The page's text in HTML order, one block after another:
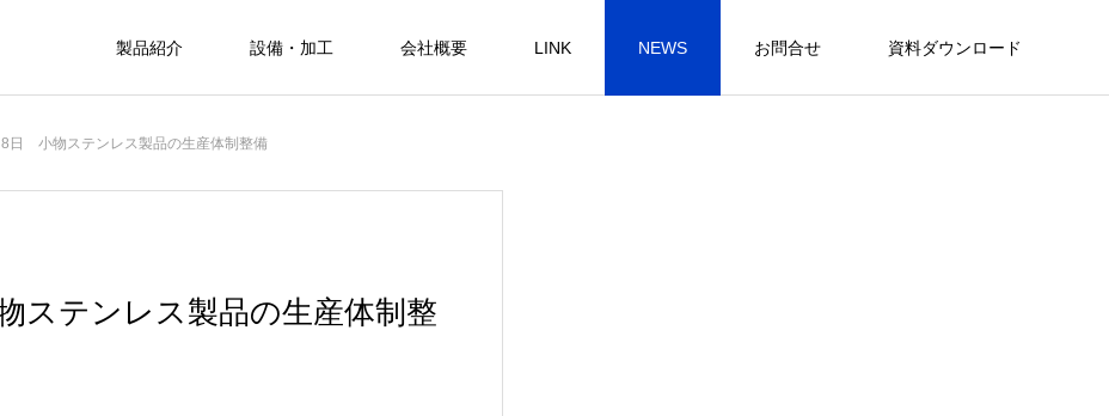
製品紹介 設備・加工 会社概要 LINK NEWS お問合せ 資料ダウンロード
日 小物ステンレス製品の生産体制整備
ステンレス製品の生産体制整